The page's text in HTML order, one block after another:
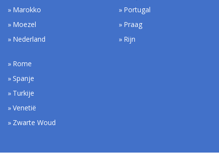
Marokko
Moezel
Nederland
Portugal
Praag
Rijn
Rome
Spanje
Turkije
Venetië
Zwarte Woud